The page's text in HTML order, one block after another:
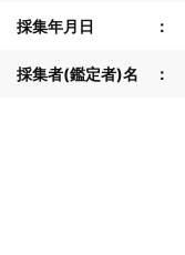
採集年月日
採集者(鑑定者)名